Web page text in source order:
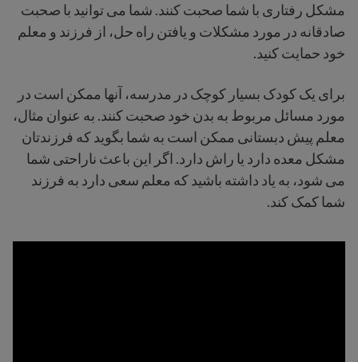
مشکل رفتاری با شما صحبت کنند. شما می توانید با صحبت
صادقانه در مورد مشکلات و یافتن راه حل، از فرزند و معلم
خود حمایت کنید.
برای یک کودک بسیار کوچک در مدرسه، آنها ممکن است در
مورد مسائل مربوط به بدن خود صحبت کنند. به عنوان مثال،
معلم پیش دبستانی ممکن است به شما بگوید که فرزندتان
مشکل معده دارد یا راش دارد. اگر این باعث ناراحتی شما
می شود، به یاد داشته باشید که معلم سعی دارد به فرزند
شما کمک کند.